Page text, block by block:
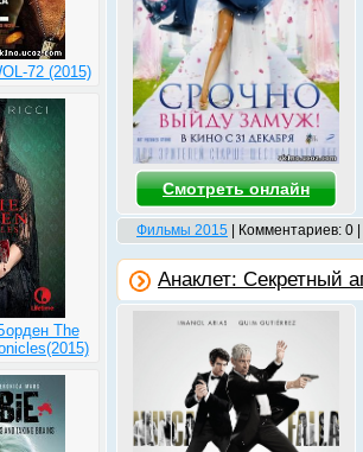
72 (2015)
The
Смотреть онлайн
Фильмы 2015 | Комментариев: 0
Анаклет: Секретный